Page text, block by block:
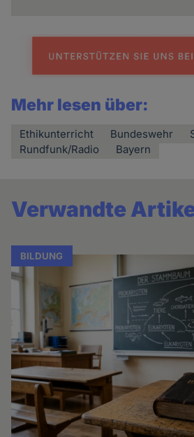
Mehr lesen über:
Ethikunterricht Bundeswehr
Rundfunk/Radio
Bayern
Verwandte
BILDUNG